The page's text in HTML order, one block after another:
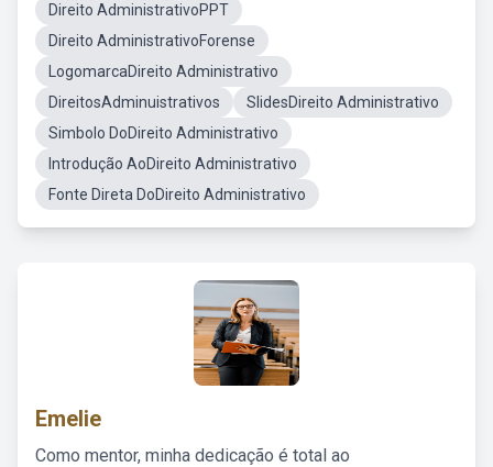
Direito AdministrativoPPT
Direito AdministrativoForense
LogomarcaDireito Administrativo
DireitosAdminuistrativos
SlidesDireito Administrativo
Simbolo DoDireito Administrativo
Introdução AoDireito Administrativo
Fonte Direta DoDireito Administrativo
Emelie
Como mentor, minha dedicação é total ao